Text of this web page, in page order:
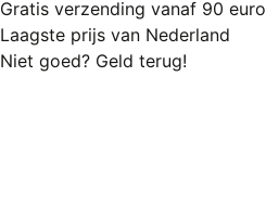
Gratis verzending vanaf 90 euro
Laagste prijs van Nederland
Niet goed? Geld terug!